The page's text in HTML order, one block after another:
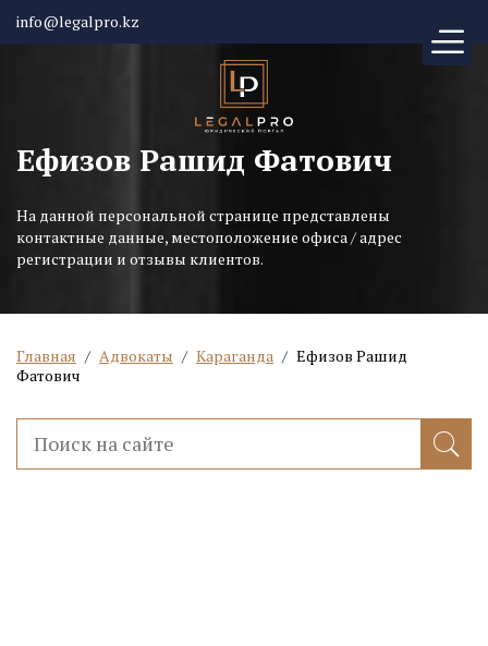
info@legalpro.kz
Ефизов Рашид Фатович
На данной персональной странице представлены
контактные данные, местоположение офиса / адрес
регистрации и отзывы клиентов.
Главная / Адвокаты / Караганда / Ефизов Рашид
Фатович